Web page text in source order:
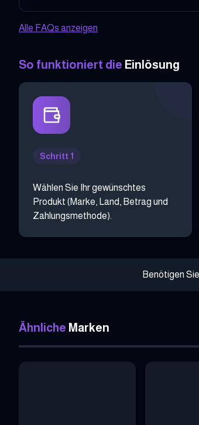
Alle FAQs anzeigen
So funktioniert die Einlösung
Schritt 1
Wählen Sie Ihr gewünschtes
Produkt (Marke, Land, Betrag und
Zahlungsmethode).
Benötigen
Ähnliche Marken